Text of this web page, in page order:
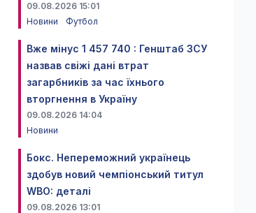
09.08.2026 15:01
Новини
Футбол
Вже мінус 1 457 740 : Генштаб ЗСУ
назвав свіжі дані втрат
загарбників за час їхнього
вторгнення в Україну
09.08.2026 14:04
Новини
Бокс. Непереможний українець
здобув новий чемпіонський титул
WBO: деталі
09.08.2026 13:01